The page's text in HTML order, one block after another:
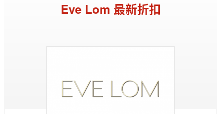
Eve Lom 最新折扣